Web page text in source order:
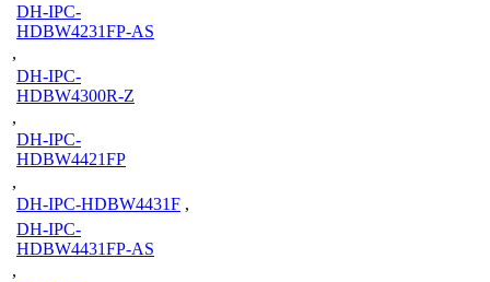
DH-IPC-
HDBW4231FP-AS
,
DH-IPC-
HDBW4300R-Z
,
DH-IPC-
HDBW4421FP
,
DH-IPC-HDBW4431F ,
DH-IPC-
HDBW4431FP-AS
,